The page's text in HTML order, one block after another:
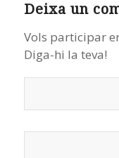
Deixa un
Vols participar
Diga-hi la teva!